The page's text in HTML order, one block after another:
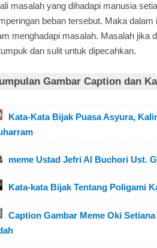
masalah yang dihadapi manusia
beban tersebut. Maka
menghadapi masalah. Masalah jika
dan sulit untuk dipecahkan.
Gambar Caption dan
Kata-Kata Bijak Puasa Asyura,
meme Ustad Jefri Al Buchori Ust.
Kata-kata Bijak Tentang Poligami
Caption Gambar Meme Oki